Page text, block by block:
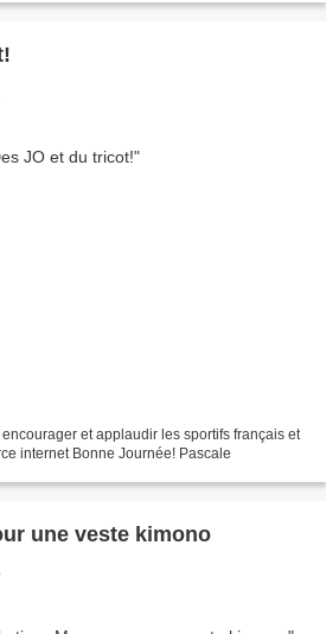
et applaudir les sportifs français et
internet Bonne Journée! Pascale
une veste kimono